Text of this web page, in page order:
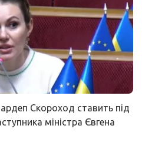
Скороход ставить під
міністра Євгена